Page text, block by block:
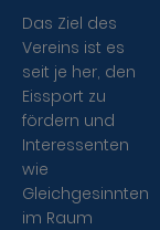
Das Ziel des
Vereins ist es
seit je her, den
Eissport zu
fördern und
Interessenten
wie
Gleichgesinnten
im Raum